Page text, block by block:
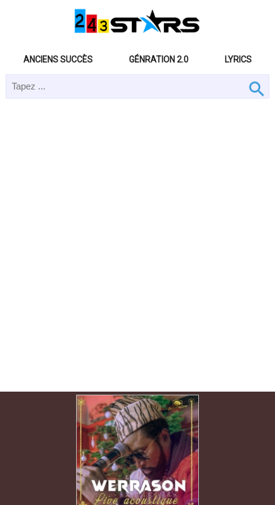
ANCIENS SUCCÈS GÉNRATION 2.0 LYRICS